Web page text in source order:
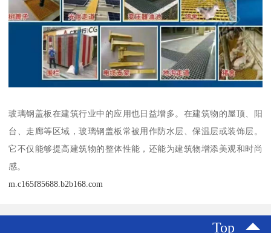
玻璃钢盖板在建筑行业中的应用也日益增多。在建筑物的屋顶、阳
台、走廊等区域，玻璃钢盖板常被用作防水层、保温层或装饰层。
它不仅能够提高建筑物的整体性能，还能为建筑物增添美观和时尚
感。
m.c165f85688.b2b168.com
Top